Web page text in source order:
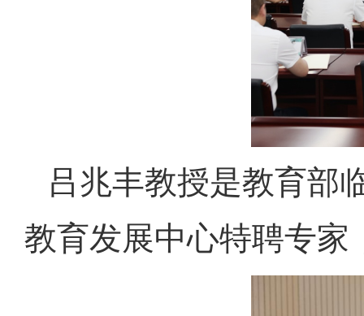
吕兆丰教授是教育部
教育发展中心特聘专家